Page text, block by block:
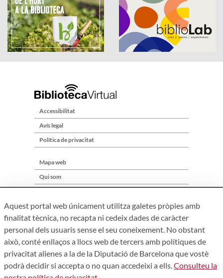
Accessibilitat
Avís legal
Política de privacitat
Mapa web
Qui som
Aquest portal web únicament utilitza galetes pròpies amb
finalitat tècnica, no recapta ni cedeix dades de caràcter
personal dels usuaris sense el seu coneixement. No obstant
això, conté enllaços a llocs web de tercers amb polítiques de
privacitat alienes a la de la Diputació de Barcelona que vostè
podrà decidir si accepta o no quan accedeixi a ells.Consulteu la